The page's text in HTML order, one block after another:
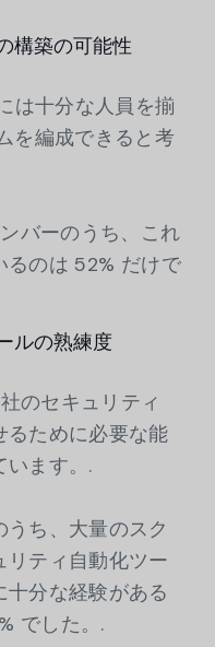
構築の可能性
は十分な人員を揃
を編成できると考
バーのうち、これ
るのは 52% だけで
ルの熟練度
のセキュリティ
るために必要な能
います。.
ち、大量のスク
リティ自動化ツー
分な経験がある
でした。.